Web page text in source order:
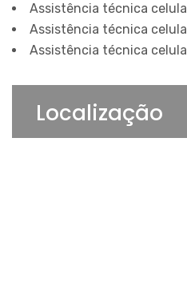
Assistência técnica
Assistência técnica
Assistência técnica
Localização